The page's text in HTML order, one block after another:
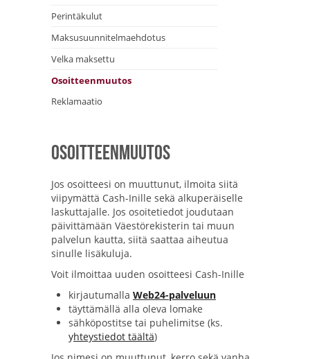
Perintäkulut
Maksusuunnitelmaehdotus
Velka maksettu
Osoitteenmuutos
Reklamaatio
Osoitteenmuutos
Jos osoitteesi on muuttunut, ilmoita siitä
viipymättä Cash-Inille sekä alkuperäiselle
laskuttajalle. Jos osoitetiedot joudutaan
päivittämään Väestörekisterin tai muun
palvelun kautta, siitä saattaa aiheutua
sinulle lisäkuluja.
Voit ilmoittaa uuden osoitteesi Cash-Inille
kirjautumalla Web24-palveluun
täyttämällä alla oleva lomake
sähköpostitse tai puhelimitse (ks.
yhteystiedot täältä)